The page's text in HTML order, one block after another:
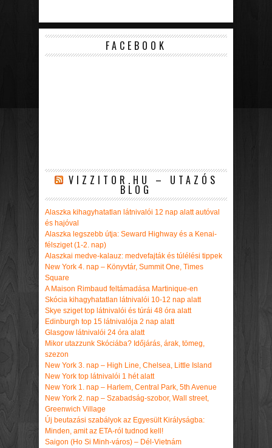
FACEBOOK
VIZZITOR.HU – UTAZÓS
BLOG
Alaszka kihagyhatatlan látnivalói 12 nap alatt autóval
és hajóval
Alaszka legszebb útja: Seward Highway és a Kenai-
félsziget (1-2. nap)
Alaszkai medve-kalauz: medvefajták és túlélési tippek
New York 4. nap – Könyvtár, Summit One, Times
Square
A Maison Rimbaud feltámadása Martinique-en
Skócia kihagyhatatlan látnivalói 10-12 nap alatt
Skye sziget top látnivalói és túrái 48 óra alatt
Edinburgh top 15 látnivalója 2 nap alatt
Glasgow látnivalói 24 óra alatt
Mikor utazzunk Skóciába? Időjárás, árak, tömeg,
szezon
New York 3. nap – High Line, Chelsea, Little Island
New York top látnivalói 1 hét alatt
New York 1. nap – Harlem, Central Park, 5th Avenue
New York 2. nap – Szabadság-szobor, Wall street,
Greenwich Village
Új beutazási szabályok az Egyesült Királyságba:
Minden, amit az ETA-ról tudnod kell!
Saigon (Ho Si Minh-város) – Dél-Vietnám